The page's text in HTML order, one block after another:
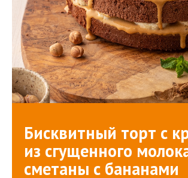
Бисквитный торт с
из сгущенного
сметаны с бананами